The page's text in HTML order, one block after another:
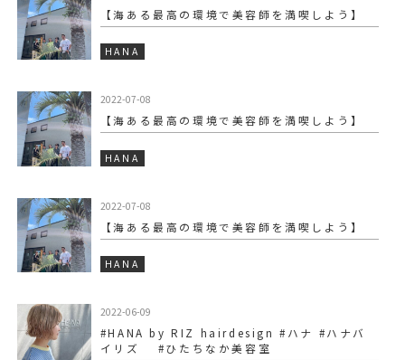
【海ある最高の環境で美容師を満喫しよう】
HANA
2022-07-08
【海ある最高の環境で美容師を満喫しよう】
HANA
2022-07-08
【海ある最高の環境で美容師を満喫しよう】
HANA
2022-06-09
#HANA by RIZ hairdesign #ハナ #ハナバ
イリズ #ひたちなか美容室